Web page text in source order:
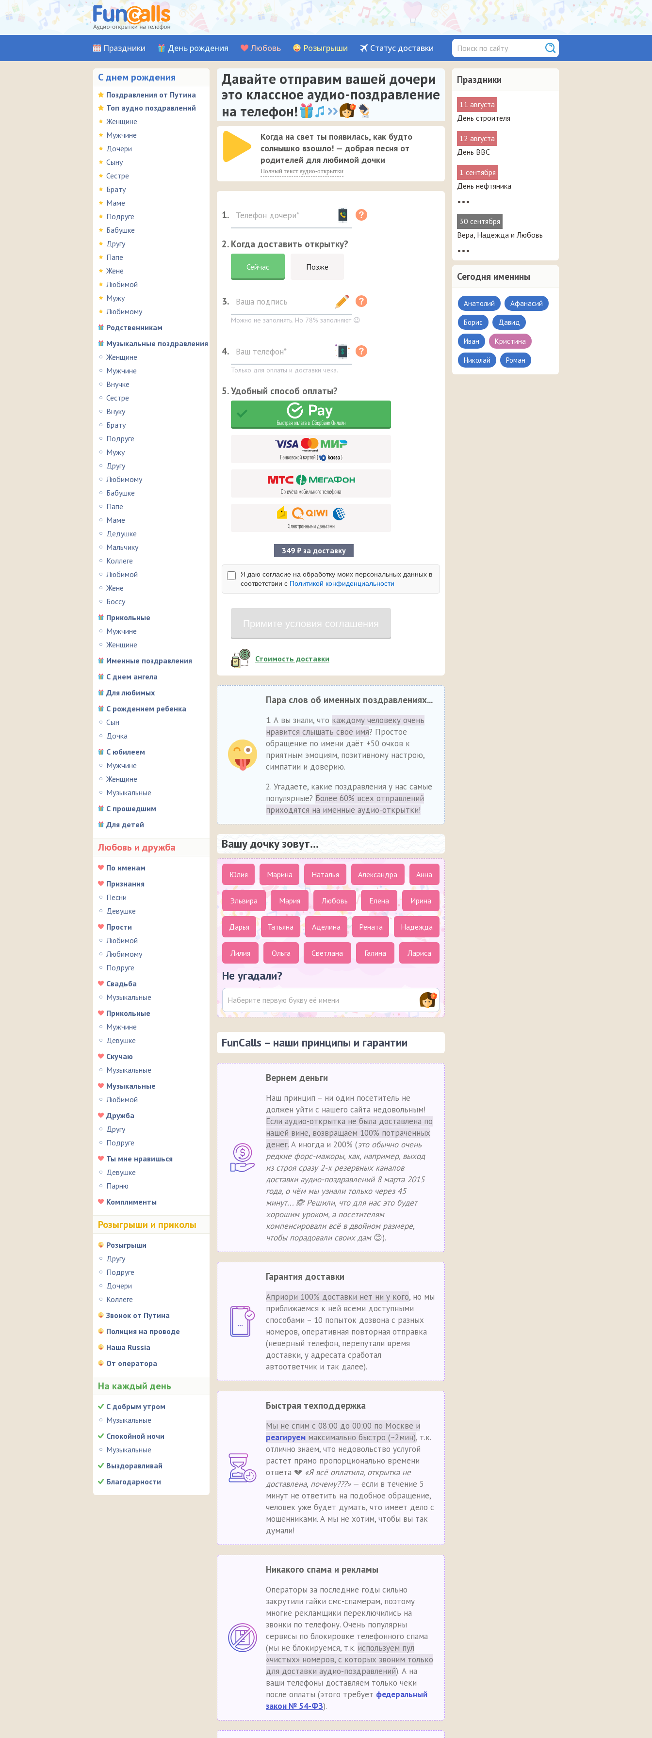
Праздники День рождения Любовь Розыгрыши Статус доставки
С днем рождения
Поздравления от Путина
Топ аудио поздравлений
Женщине
Мужчине
Дочери
Сыну
Сестре
Брату
Маме
Подруге
Бабушке
Другу
Папе
Жене
Любимой
Мужу
Любимому
Родственникам
Музыкальные поздравления
Женщине
Мужчине
Внучке
Сестре
Внуку
Брату
Подруге
Мужу
Другу
Любимому
Бабушке
Папе
Маме
Дедушке
Мальчику
Коллеге
Любимой
Жене
Боссу
Прикольные
Мужчине
Женщине
Именные поздравления
С днем ангела
Для любимых
С рождением ребенка
Сын
Дочка
С юбилеем
Мужчине
Женщине
Музыкальные
С прошедшим
Для детей
Любовь и дружба
По именам
Признания
Песни
Девушке
Прости
Любимой
Любимому
Подруге
Свадьба
Музыкальные
Прикольные
Мужчине
Девушке
Скучаю
Музыкальные
Музыкальные
Любимой
Дружба
Другу
Подруге
Ты мне нравишься
Девушке
Парню
Комплименты
Розыгрыши и приколы
Розыгрыши
Другу
Подруге
Дочери
Коллеге
Звонок от Путина
Полиция на проводе
Наша Russia
От оператора
На каждый день
С добрым утром
Музыкальные
Спокойной ночи
Музыкальные
Выздоравливай
Благодарности
Праздники
11 августа
День строителя
12 августа
День ВВС
1 сентября
День нефтяника
•••
30 сентября
Вера, Надежда и Любовь
•••
Сегодня именины
Анатолий Афанасий
Борис Давид
Иван Кристина
Николай Роман
Давайте отправим вашей дочери
это классное аудио-поздравление
на телефон!
Когда на свет ты появилась, как будто
солнышко взошло! — добрая песня от
родителей для любимой дочки
Полный текст аудио-открытки
1.
2. Когда доставить открытку?
Сейчас Позже
3.
Можно не заполнять. Но 78% заполняют 😉
4.
Только для оплаты и доставки чека.
5. Удобный способ оплаты?
349 ₽ за доставку
Я даю согласие на обработку моих персональных данных в
соответствии с Политикой конфиденциальности
Примите условия соглашения
Стоимость доставки
Пара слов об именных поздравлениях...
1. А вы знали, что каждому человеку очень
нравится слышать своё имя? Простое
обращение по имени даёт +50 очков к
приятным эмоциям, позитивному настрою,
симпатии и доверию.
2. Угадаете, какие поздравления у нас самые
популярные? Более 60% всех отправлений
приходятся на именные аудио-открытки!
Вашу дочку зовут...
Юлия Марина Наталья Александра Анна
Эльвира Мария Любовь Елена Ирина
Дарья Татьяна Аделина Рената Надежда
Лилия Ольга Светлана Галина Лариса
Не угадали?
FunCalls – наши принципы и гарантии
Вернем деньги
Наш принцип – ни один посетитель не
должен уйти с нашего сайта недовольным!
Если аудио-открытка не была доставлена по
нашей вине, возвращаем 100% потраченных
денег. А иногда и 200% (это обычно очень
редкие форс-мажоры, как, например, выход
из строя сразу 2-х резервных каналов
доставки аудио-поздравлений 8 марта 2015
года, о чём мы узнали только через 45
минут... 🙈 Решили, что для нас это будет
хорошим уроком, а посетителям
компенсировали всё в двойном размере,
чтобы порадовали своих дам😊).
Гарантия доставки
Априори 100% доставки нет ни у кого, но мы
приближаемся к ней всеми доступными
способами – 10 попыток дозвона с разных
номеров, оперативная повторная отправка
(неверный телефон, перепутали время
доставки, у адресата сработал
автоответчик и так далее).
Быстрая техподдержка
Мы не спим с 08:00 до 00:00 по Москве и
реагируем максимально быстро (~2мин), т.к.
отлично знаем, что недовольство услугой
растёт прямо пропорционально времени
ответа 💔 «Я всё оплатила, открытка не
доставлена, почему???»— если в течение 5
минут не ответить на подобное обращение,
человек уже будет думать, что имеет дело с
мошенниками. А мы не хотим, чтобы вы так
думали!
Никакого спама и рекламы
Операторы за последние годы сильно
закрутили гайки смс-спамерам, поэтому
многие рекламщики переключились на
звонки по телефону. Очень популярны
сервисы по блокировке телефонного спама
(мы не блокируемся, т.к. используем пул
«чистых» номеров, с которых звоним только
для доставки аудио-поздравлений). А на
ваши телефоны доставляем только чеки
после оплаты (этого требует федеральный
закон № 54-ФЗ).